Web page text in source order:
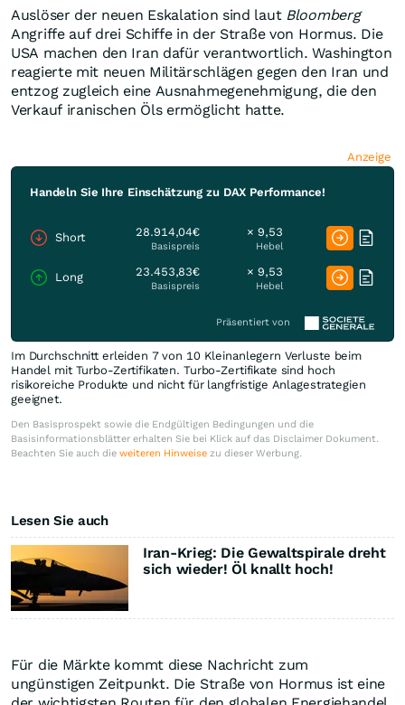
Auslöser der neuen Eskalation sind laut Bloomberg
Angriffe auf drei Schiffe in der Straße von Hormus. Die
USA machen den Iran dafür verantwortlich. Washington
reagierte mit neuen Militärschlägen gegen den Iran und
entzog zugleich eine Ausnahmegenehmigung, die den
Verkauf iranischen Öls ermöglicht hatte.
Anzeige
Handeln Sie Ihre Einschätzung zu DAX Performance!
Short 28.914,04€
Basispreis
× 9,53
Hebel
Long 23.453,83€
Basispreis
× 9,53
Hebel
Präsentiert von
Im Durchschnitt erleiden 7 von 10 Kleinanlegern Verluste beim
Handel mit Turbo-Zertifikaten. Turbo-Zertifikate sind hoch
risikoreiche Produkte und nicht für langfristige Anlagestrategien
geeignet.
Den Basisprospekt sowie die Endgültigen Bedingungen und die
Basisinformationsblätter erhalten Sie bei Klick auf das Disclaimer Dokument.
Beachten Sie auch die weiteren Hinweise zu dieser Werbung.
Lesen Sie auch
Iran-Krieg: Die Gewaltspirale dreht
sich wieder! Öl knallt hoch!
Für die Märkte kommt diese Nachricht zum
ungünstigen Zeitpunkt. Die Straße von Hormus ist eine